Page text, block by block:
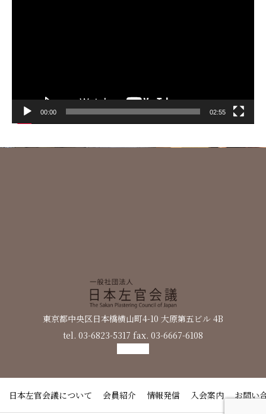
00:00 02:55
東京都中央区日本橋横山町4-10 大原第五ビル 4B
tel. 03-6823-5317 fax. 03-6667-6108
日本左官会議について 会員紹介 情報発信 入会案内 お問い